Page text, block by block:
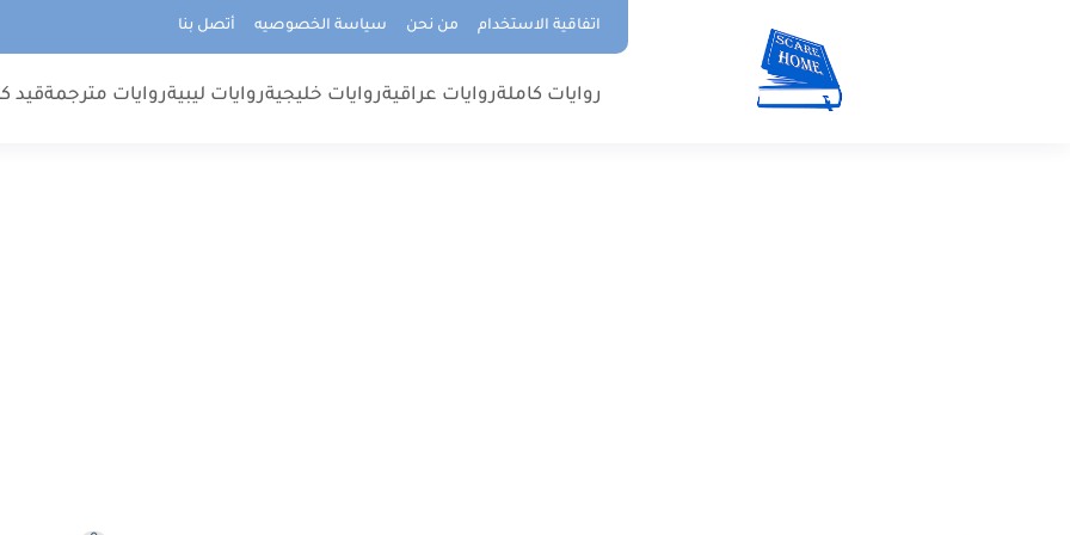
اتفاقية الاستخدام من نحن سياسة الخصوصيه أتصل بنا
روايات كاملةروايات عراقيةروايات خليجيةروايات ليبيةروايات مترجمةقيد